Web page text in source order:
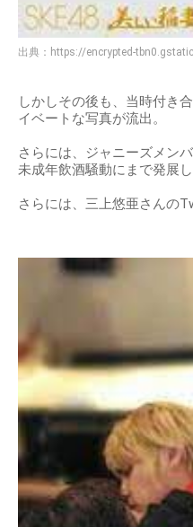
出典： https://encrypted-
しかしその後も、当時付き
イベートな写真が流出。
さらには、ジャニーズメン
未成年飲酒騒動にまで発展し
さらには、三上悠亜さんの